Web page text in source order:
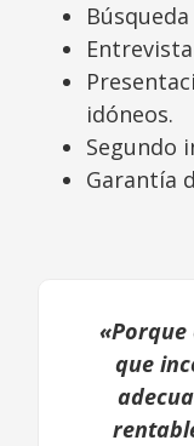
idóneos.
Segundo
Garantía
«Porque
que